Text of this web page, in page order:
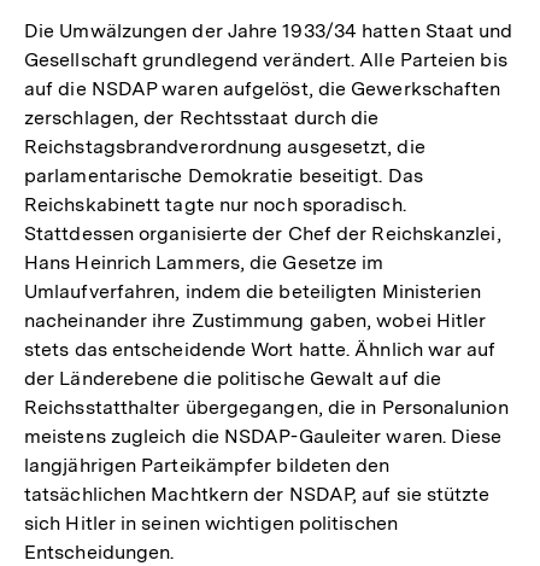
Die Umwälzungen der Jahre 1933/34 hatten Staat und
Gesellschaft grundlegend verändert. Alle Parteien bis
auf die NSDAP waren aufgelöst, die Gewerkschaften
zerschlagen, der Rechtsstaat durch die
Reichstagsbrandverordnung ausgesetzt, die
parlamentarische Demokratie beseitigt. Das
Reichskabinett tagte nur noch sporadisch.
Stattdessen organisierte der Chef der Reichskanzlei,
Hans Heinrich Lammers, die Gesetze im
Umlaufverfahren, indem die beteiligten Ministerien
nacheinander ihre Zustimmung gaben, wobei Hitler
stets das entscheidende Wort hatte. Ähnlich war auf
der Länderebene die politische Gewalt auf die
Reichsstatthalter übergegangen, die in Personalunion
meistens zugleich die NSDAP-Gauleiter waren. Diese
langjährigen Parteikämpfer bildeten den
tatsächlichen Machtkern der NSDAP, auf sie stützte
sich Hitler in seinen wichtigen politischen
Entscheidungen.